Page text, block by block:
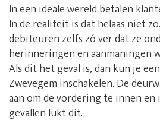
In een ideale wereld betalen
In de realiteit is dat helaas niet
debiteuren zelfs zó ver dat ze
herinneringen en aanmaningen
Als dit het geval is, dan kun je
Zwevegem inschakelen. De
aan om de vordering te innen en
gevallen lukt dit.